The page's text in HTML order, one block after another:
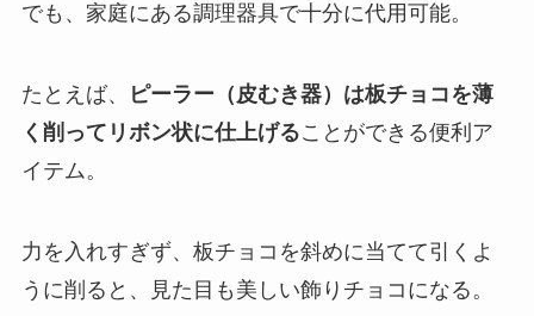
でも、家庭にある調理器具で十分に代用可能。
たとえば、
ピーラー（皮むき器）は板チョコを薄
く削ってリボン状に仕上げることができる便利ア
イテム。
力を入れすぎず、板チョコを斜めに当てて引くよ
うに削ると、見た目も美しい飾りチョコになる。